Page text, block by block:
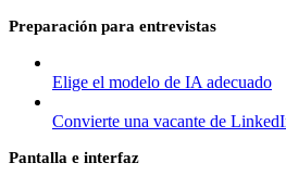
Preparación para entrevistas
Elige el modelo de IA adecuado
Convierte una vacante de
Pantalla e interfaz